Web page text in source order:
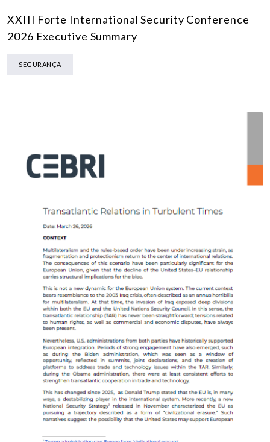
XXIII Forte International Security Conference
2026 Executive Summary
SEGURANÇA